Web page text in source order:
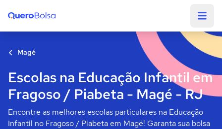
Magé
Escolas na Educação Infantil em
Fragoso / Piabeta - Magé - RJ
Encontre as melhores escolas particulares na Educação
Infantil no Fragoso / Piabeta em Magé! Garanta sua bolsa